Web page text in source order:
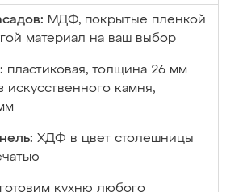
МДФ, покрытые плёнкой
материал на ваш выбор
пластиковая, толщина 26 мм
искусственного камня,
ХДФ в цвет столешницы
кухню любого